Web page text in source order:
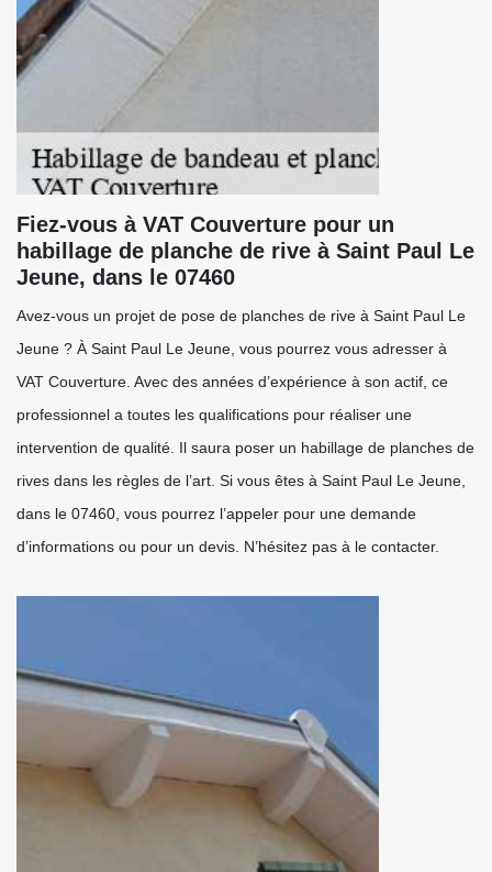
Fiez-vous à VAT Couverture pour un
habillage de planche de rive à Saint Paul Le
Jeune, dans le 07460
Avez-vous un projet de pose de planches de rive à Saint Paul Le
Jeune ? À Saint Paul Le Jeune, vous pourrez vous adresser à
VAT Couverture. Avec des années d’expérience à son actif, ce
professionnel a toutes les qualifications pour réaliser une
intervention de qualité. Il saura poser un habillage de planches de
rives dans les règles de l’art. Si vous êtes à Saint Paul Le Jeune,
dans le 07460, vous pourrez l’appeler pour une demande
d’informations ou pour un devis. N’hésitez pas à le contacter.